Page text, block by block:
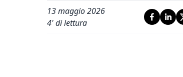
13 maggio 2026
4' di lettura